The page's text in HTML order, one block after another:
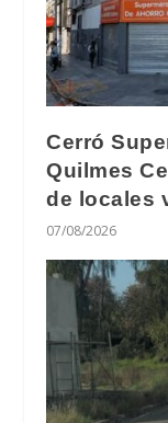
Cerró
Quilmes
de locales
07/08/2026